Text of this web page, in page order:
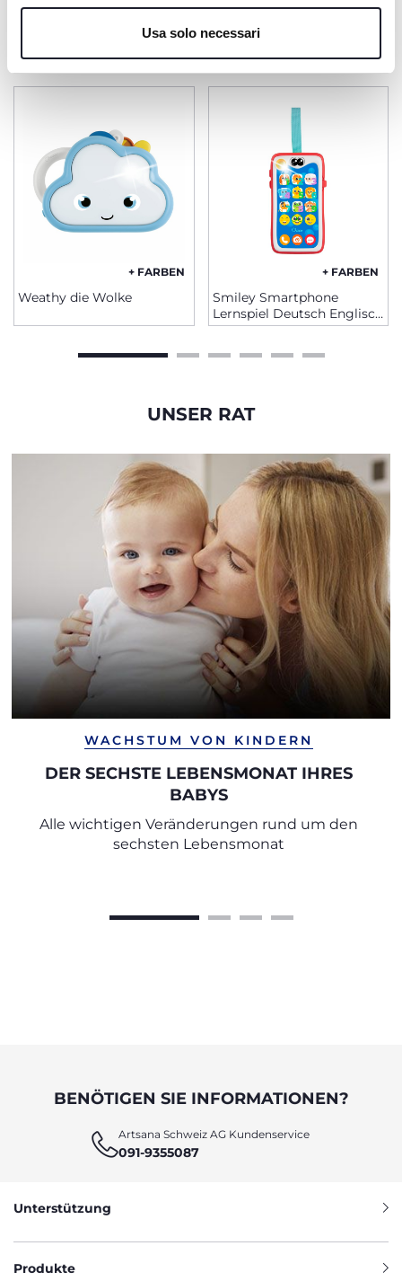
Usa solo necessari
PRODUKTE, DIE SIE INTERESSIEREN
+ FARBEN
Weathy die Wolke
+ FARBEN
Smiley Smartphone
Lernspiel Deutsch Englisch
Baby
UNSER RAT
WACHSTUM VON KINDERN
DER SECHSTE LEBENSMONAT IHRES
BABYS
Alle wichtigen Veränderungen rund um den
sechsten Lebensmonat
BENÖTIGEN SIE INFORMATIONEN?
Artsana Schweiz AG Kundenservice
091-9355087
Unterstützung
Produkte